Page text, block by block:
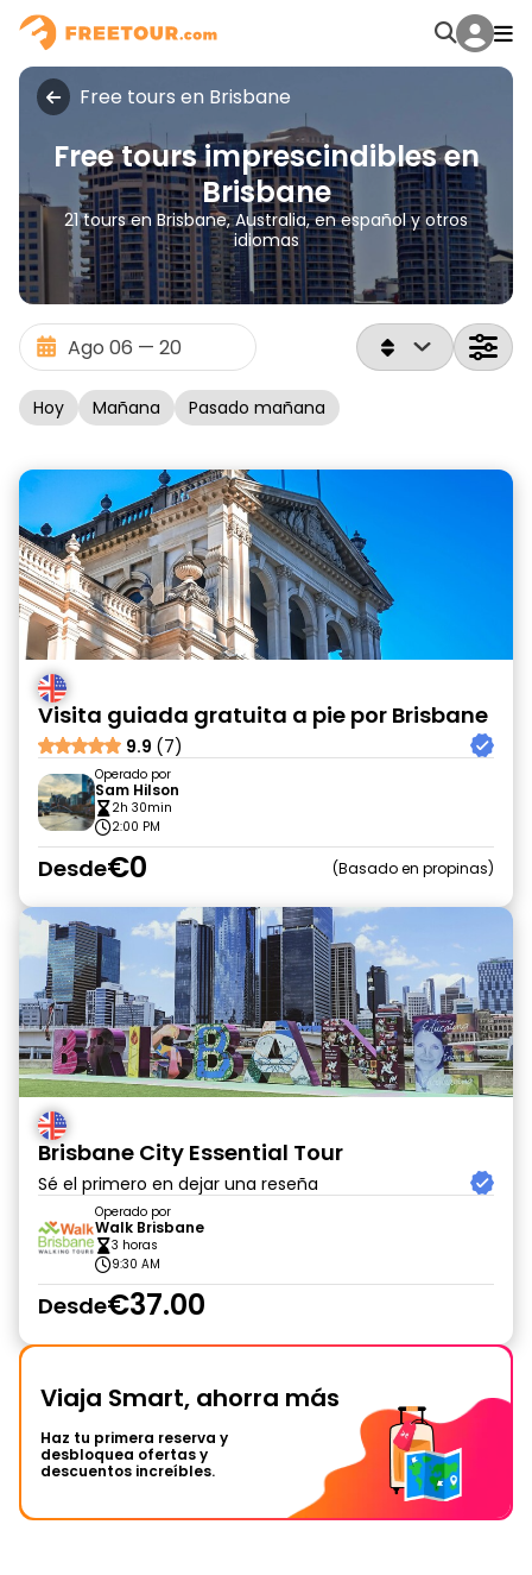
Free tours en Brisbane
Free tours imprescindibles en
Brisbane
21 tours en Brisbane, Australia, en español y otros
idiomas
Hoy Mañana Pasado mañana
Visita guiada gratuita a pie por Brisbane
9.9 (7)
Operado por
Sam Hilson
2h 30min
2:00 PM
Desde€0 Basado en propinas
Brisbane City Essential Tour
Sé el primero en dejar una reseña
Operado por
Walk Brisbane
3 horas
9:30 AM
Desde€37.00
Viaja Smart, ahorra más
Haz tu primera reserva y
desbloquea ofertas y
descuentos increíbles.